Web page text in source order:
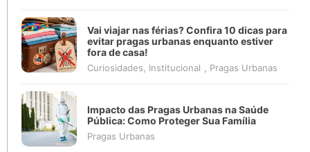
Vai viajar nas férias? Confira 10 dicas para
evitar pragas urbanas enquanto estiver
fora de casa!
Curiosidades Institucional Pragas Urbanas
Impacto das Pragas Urbanas na Saúde
Pública: Como Proteger Sua Família
Pragas Urbanas